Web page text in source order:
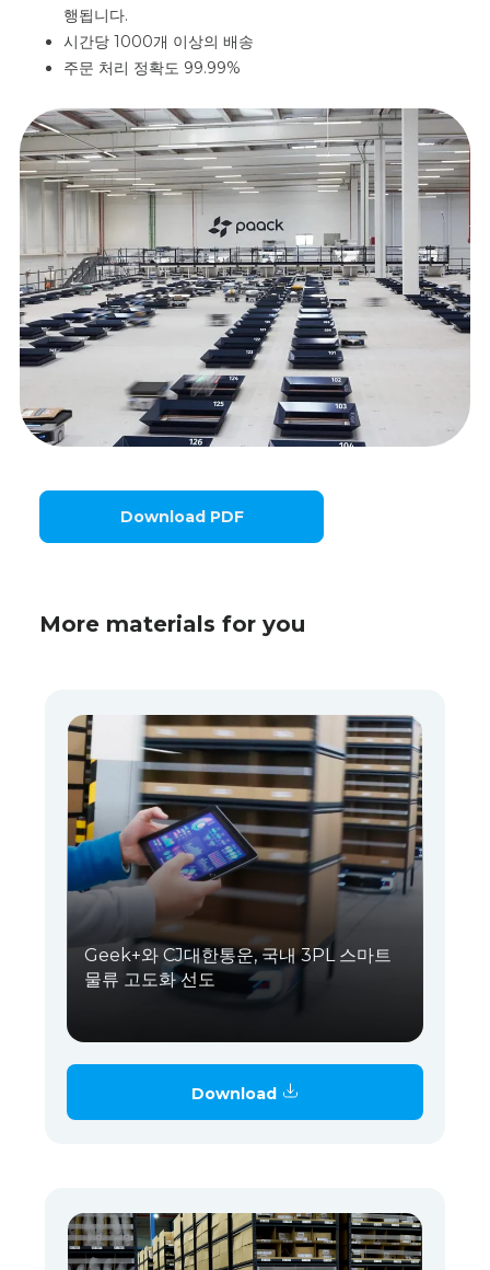
행됩니다.
시간당 1000개 이상의 배송
주문 처리 정확도 99.99%
Download PDF
More materials for you
Geek+와 CJ대한통운, 국내 3PL 스마트
물류 고도화 선도
Download